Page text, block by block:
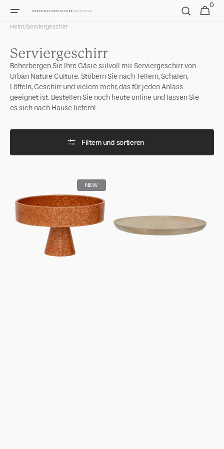
zum
Inhalt
Warenkorb
0
0
Artikel
Heim/Serviergeschirr
Kategorie:
Serviergeschirr
Beherbergen Sie Ihre Gäste stilvoll mit Serviergeschirr von
Urban Nature Culture. Stöbern Sie nach Tellern, Schalen,
Löffeln, Geschirr und vielem mehr, das für jeden Anlass
geeignet ist. Bestellen Sie noch heute online und lassen Sie
es sich nach Hause liefern!
Filtern und sortieren
NEW